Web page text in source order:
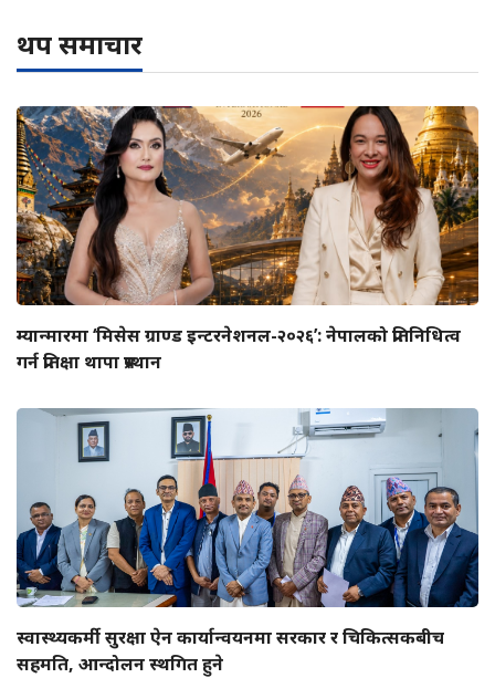
थप समाचार
म्यान्मारमा ‘मिसेस ग्राण्ड इन्टरनेशनल-२०२६’: नेपालको प्रतिनिधित्व
गर्न प्रतिक्षा थापा प्रस्थान
स्वास्थ्यकर्मी सुरक्षा ऐन कार्यान्वयनमा सरकार र चिकित्सकबीच
सहमति, आन्दोलन स्थगित हुने